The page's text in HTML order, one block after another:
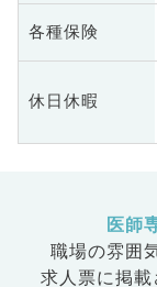
各種保険
休日休暇
医師
職場の雰囲
求人票に掲載